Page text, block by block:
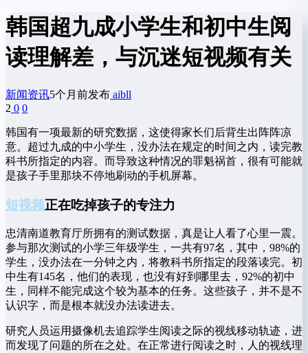
韩国超九成小学生和初中生阅
读理解差，与沉迷短视频有关
新闻资讯5个月前发布 aibll
2 0 0
韩国有一项最新的研究数据，这使得家长们后背生出阵阵凉
意。超过九成的中小学生，没办法在规定的时间之内，读完教
科书所指定的内容。而导致这种情况的罪魁祸首，很有可能就
是孩子手里那块不停地刷动的手机屏幕。
短视频正在吃掉孩子的专注力
忠清南道教育厅所拥有的测试数据，真是让人看了心里一震。
参与那次测试的小学三年级学生，一共有97名，其中，98%的
学生，没办法在一分钟之内，将教科书所指定的段落读完。初
中生有145名，他们的表现，也没有好到哪里去，92%的初中
生，同样不能完成这个较为基本的任务。这些孩子，并不是不
认识字，而是根本就没办法读进去。
研究人员运用摄像机去追踪学生阅读之际的视线移动轨迹，进
而发现了问题的所在之处。在正常进行阅读之时，人的视线理